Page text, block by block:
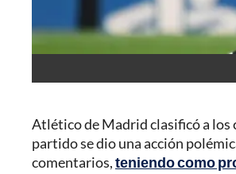
Atlético de Madrid clasificó a los
partido se dio una acción
comentarios,teniendo como